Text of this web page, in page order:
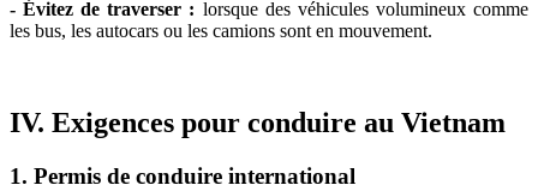
- Évitez de traverser : lorsque des véhicules volumineux comme
les bus, les autocars ou les camions sont en mouvement.
IV. Exigences pour conduire au Vietnam
1. Permis de conduire international